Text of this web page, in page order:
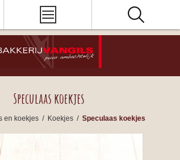
Speculaas koekjes
en koekjes / Koekjes / Speculaas koekjes